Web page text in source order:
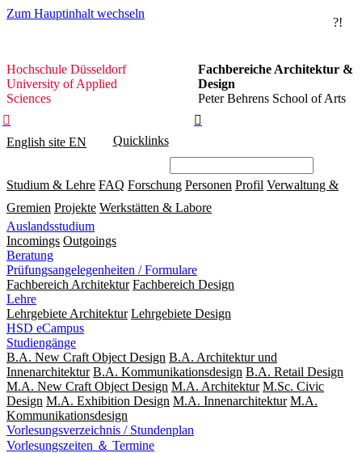
Zum Hauptinhalt wechseln
?!
Hochschule
Düsseldorf
Hochschule Düsseldorf
University of Applied
Sciences
Fachbereiche Architektur &
Design
Peter Behrens School of Arts


English site EN Quicklinks
Studium & Lehre FAQ Forschung Personen Profil Verwaltung &
Gremien Projekte Werkstätten & Labore
Auslandsstudium
Incomings Outgoings
Beratung
Prüfungsangelegenheiten / Formulare
Fachbereich Architektur Fachbereich Design
Lehre
Lehrgebiete Architektur Lehrgebiete Design
HSD eCampus
Studiengänge
B.A. New Craft Object Design B.A. Architektur und
Innenarchitektur B.A. Kommunikationsdesign B.A. Retail Design
M.A. New Craft Object Design M.A. Architektur M.Sc. Civic
Design M.A. Exhibition Design M.A. Innenarchitektur M.A.
Kommunikationsdesign
Vorlesungsverzeichnis / Stundenplan
Vorlesungszeiten ＆ Termine